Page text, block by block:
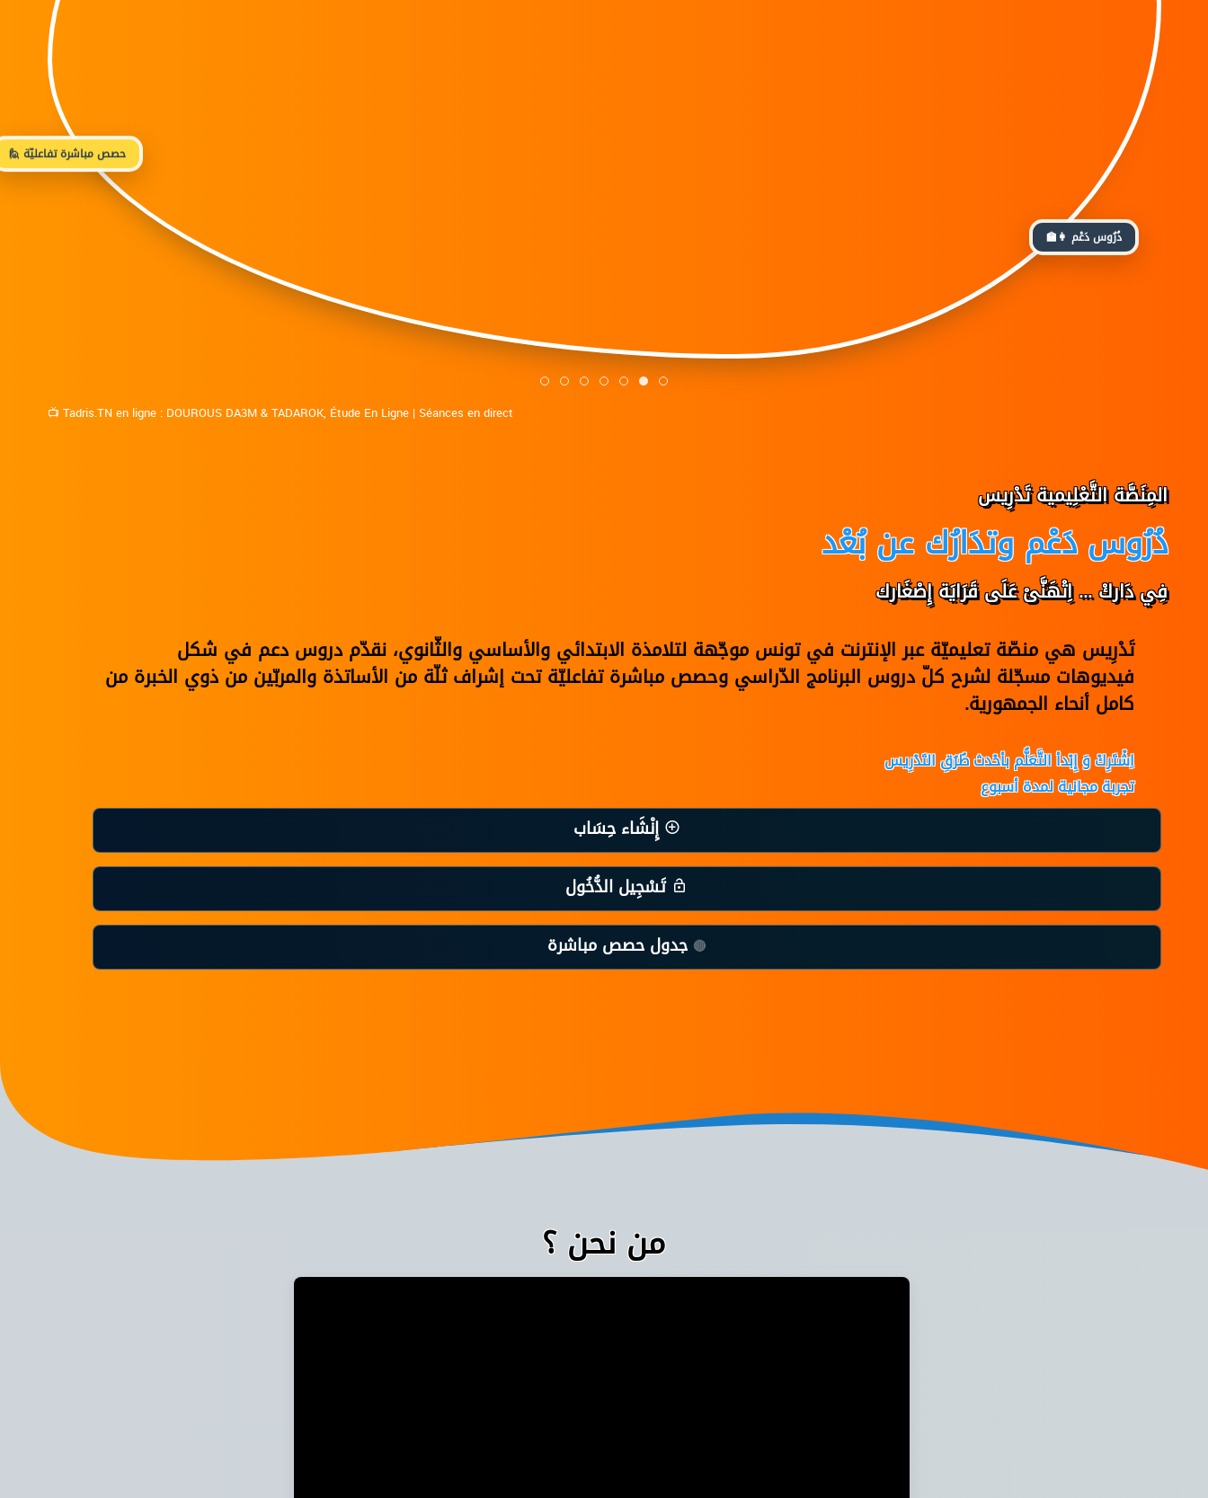
🙋 حصص مباشرة تفاعليّة
👩‍🏫 دُرُوس دَعْم
📺 Tadris.TN en ligne: DOUROUS DA3M&TADAROK, Étude En Ligne|Séances en direct
المِنَصَّة التَّعْلِيمية تَدْرِيس
دُرُوس دَعْم وتدَارُك عن بُعْد
فِي دَاركْ ... اِتْهَنَّىْ عَلَى قَرَايَة إِصْغَارك
تَدْرِيس هي منصّة تعليميّة عبر الإنترنت في تونس موجّهة لتلامذة الابتدائي والأساسي والثّانوي، نقدّم دروس دعم في شكل
فيديوهات مسجّلة لشرح كلّ دروس البرنامج الدّراسي وحصص مباشرة تفاعليّة تحت إشراف ثلّة من الأساتذة والمربّين من ذوي الخبرة من
كامل أنحاء الجمهورية.
اِشْتَرِكْ وَ إِبْدأ التَّعَلُّم بأحْدث طُرُقِ التَدْرِيس
تجربة مجانية لمدة أسبوع
إِنْشَاء حِسَاب
تَسْجِيل الدُّخُول
🔴 جدول حصص مباشرة
من نحن ؟